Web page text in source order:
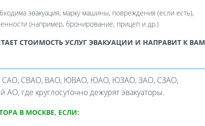
эвакуация, марку машины, повреждения (если есть),
(например, бронирование, прицеп и др.)
СТОИМОСТЬ УСЛУГ ЭВАКУАЦИИ И НАПРАВИТ К ВАМ
САО, СВАО, ВАО, ЮВАО, ЮАО, ЮЗАО, ЗАО, СЗАО,
где круглосуточно дежурят эвакуаторы.
В МОСКВЕ, ЕСЛИ: